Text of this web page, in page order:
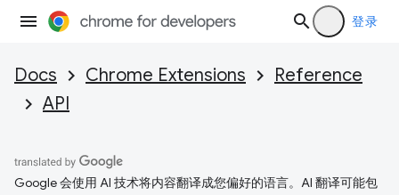
登录
Docs Chrome Extensions
Reference
API
Google 会使用 AI 技术将内容翻译成您偏好的语言。AI 翻译可能包